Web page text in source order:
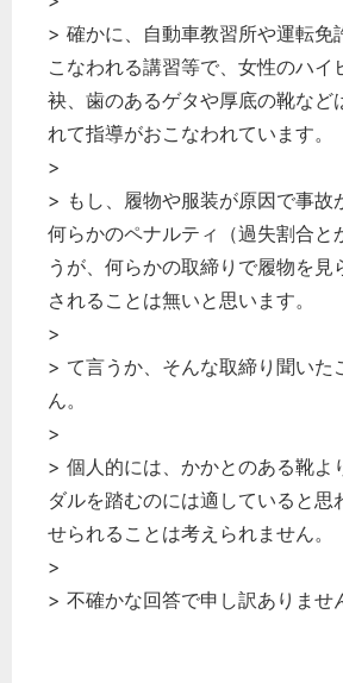
> 確かに、自動車教習所や運転免
こなわれる講習等で、女性のハイ
袂、歯のあるゲタや厚底の靴など
れて指導がおこなわれています。
>
> もし、履物や服装が原因で事故
何らかのペナルティ（過失割合と
うが、何らかの取締りで履物を見
されることは無いと思います。
>
> て言うか、そんな取締り聞いた
ん。
>
> 個人的には、かかとのある靴よ
ダルを踏むのには適していると思
せられることは考えられません。
>
> 不確かな回答で申し訳ありませ